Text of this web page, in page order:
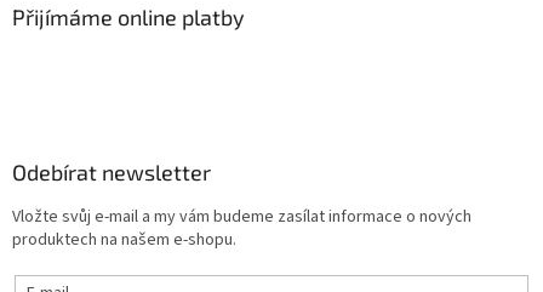
Přijímáme online platby
Odebírat newsletter
Vložte svůj e-mail a my vám budeme zasílat informace o nových
produktech na našem e-shopu.